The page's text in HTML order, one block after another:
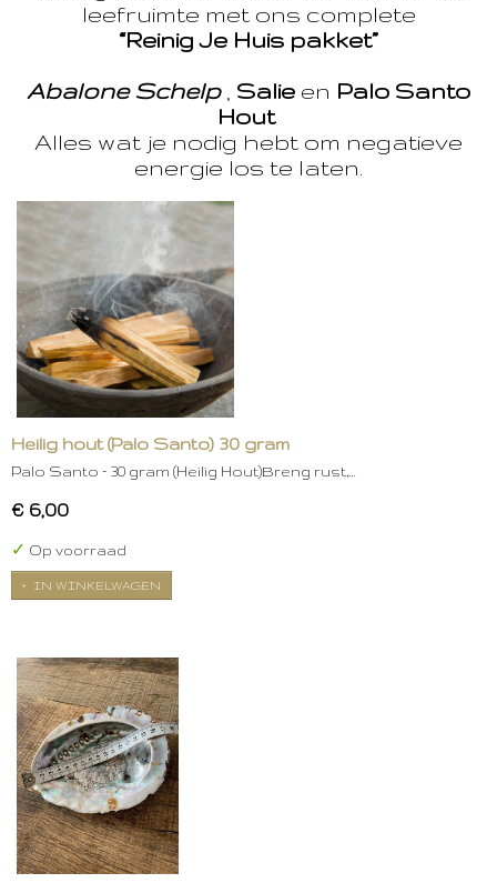
leefruimte met ons complete
“Reinig Je Huis pakket”
Abalone Schelp, Salie en Palo Santo
Hout
Alles wat je nodig hebt om negatieve
energie los te laten.
Heilig hout (Palo Santo) 30 gram
Palo Santo – 30 gram (Heilig Hout)Breng rust,…
€ 6,00
✓ Op voorraad
IN WINKELWAGEN